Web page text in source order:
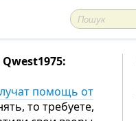
помощь от
то требуете,